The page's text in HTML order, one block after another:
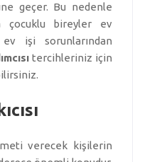
geçer. Bu nedenle
çocuklu bireyler ev
ev işi sorunlarından
tercihleriniz için
verecek kişilerin